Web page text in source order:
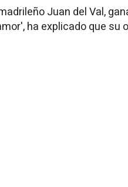
Juan del Val,
ha explicado que su